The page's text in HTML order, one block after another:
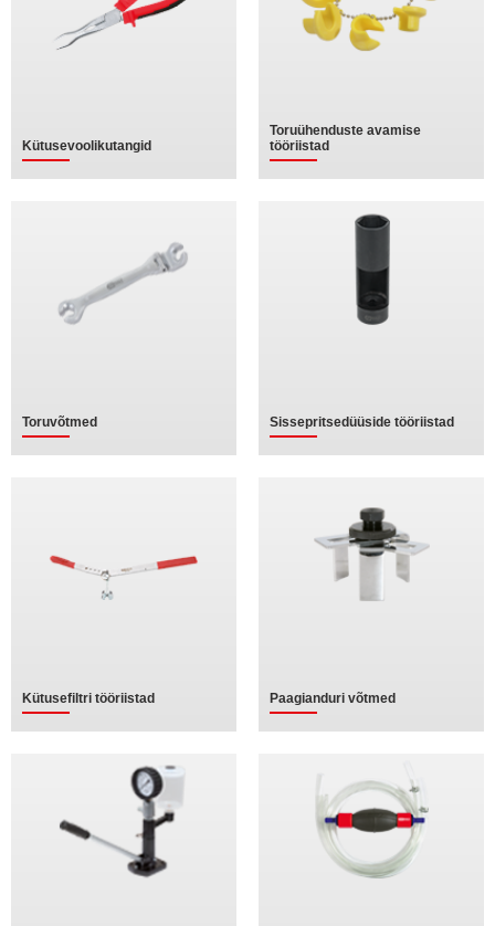
Kütusevoolikutangid
Toruühenduste avamise
tööriistad
Toruvõtmed Sissepritsedüüside tööriistad
Kütusefiltri tööriistad Paagianduri võtmed